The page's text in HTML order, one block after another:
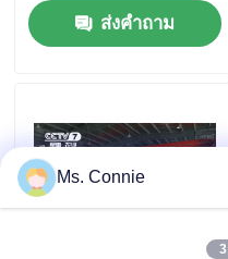
เครื่องลดความชื้นในอุต
เครื่องลดความชื้นความ
อุปกรณ์ลดความชื้น
ส่งคำถาม
Ms. Connie